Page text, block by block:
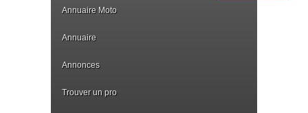
Annuaire Moto
Annuaire
Annonces
Trouver un pro